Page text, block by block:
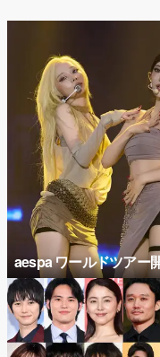
aespa ワールドツアー